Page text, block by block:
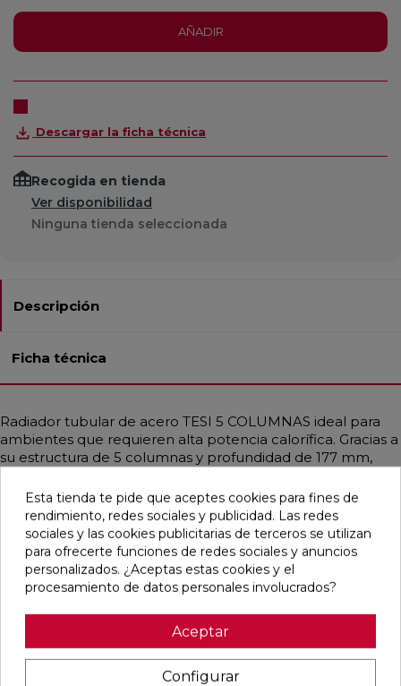
AÑADIR
Descargar la ficha técnica
Recogida en tienda
Ver disponibilidad
Ninguna tienda seleccionada
Descripción
Ficha técnica
Radiador tubular de acero TESI 5 COLUMNAS ideal para
ambientes que requieren alta potencia calorífica. Gracias a
su estructura de 5 columnas y profundidad de 177 mm,
amplios. Diseñado para instalaciones de baja temperatura
como bombas de calor o calderas de condensación.
Disponible en diferentes medidas, con potencias que
alcanzan hasta 3708 W. Incluye soportes universales del
mismo color, purgador y tapón ciego. Acabado en Blanco
Estándar o personalizable con colores RAL y Acabados
gracias a su diseño funcional y elegante.
Esta tienda te pide que aceptes cookies para fines de
rendimiento, redes sociales y publicidad. Las redes
sociales y las cookies publicitarias de terceros se utilizan
para ofrecerte funciones de redes sociales y anuncios
personalizados. ¿Aceptas estas cookies y el
procesamiento de datos personales involucrados?
Aceptar
Configurar